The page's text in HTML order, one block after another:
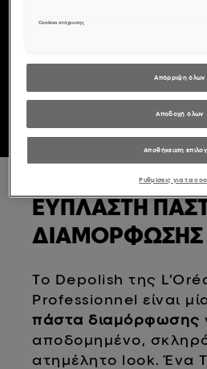
100 Ml - Tecni.ART
ΕΎΠΛΑΣΤΗ
ΔΙΑΜΌΡΦΩΣΗΣ
Το Depolish της
Professionnel είναι
πάστα διαμόρφωσης
αποδομημένο,
ατημέλητο look. Ένα
Cookies στόχευσης
Απόρριψη όλων
Αποδοχή όλων
Αποθήκευση
Ρυθμίσεις για τα